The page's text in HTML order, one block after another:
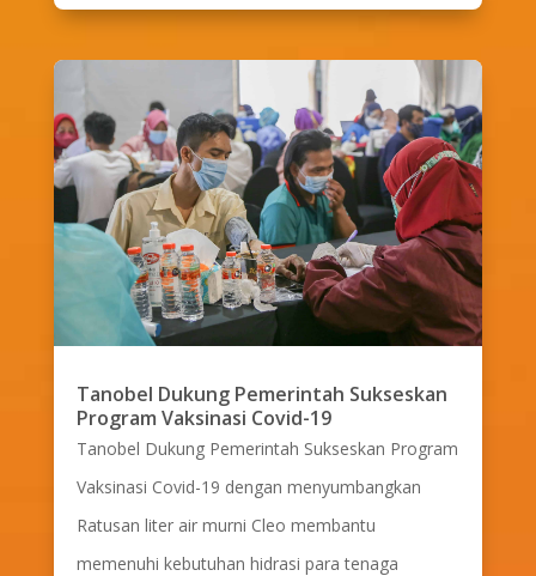
Tanobel Dukung Pemerintah Sukseskan
Program Vaksinasi Covid-19
Tanobel Dukung Pemerintah Sukseskan Program
Vaksinasi Covid-19 dengan menyumbangkan
Ratusan liter air murni Cleo membantu
memenuhi kebutuhan hidrasi para tenaga